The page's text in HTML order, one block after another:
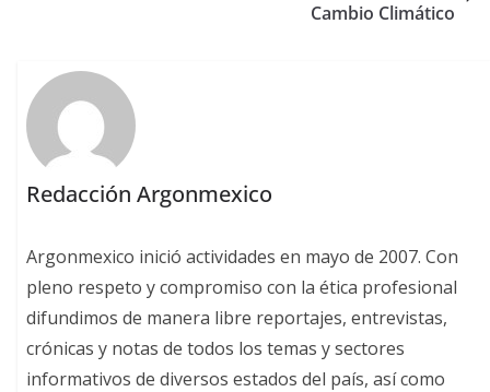
Cambio Climático
Redacción Argonmexico
Argonmexico inició actividades en mayo de 2007. Con
pleno respeto y compromiso con la ética profesional
difundimos de manera libre reportajes, entrevistas,
crónicas y notas de todos los temas y sectores
informativos de diversos estados del país, así como